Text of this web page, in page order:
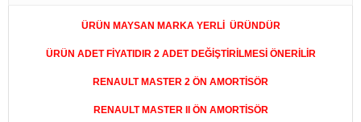
ÜRÜN MAYSAN MARKA YERLİ ÜRÜNDÜR
ÜRÜN ADET FİYATIDIR 2 ADET DEĞİŞTİRİLMESİ ÖNERİLİR
RENAULT MASTER 2 ÖN AMORTİSÖR
RENAULT MASTER II ÖN AMORTİSÖR